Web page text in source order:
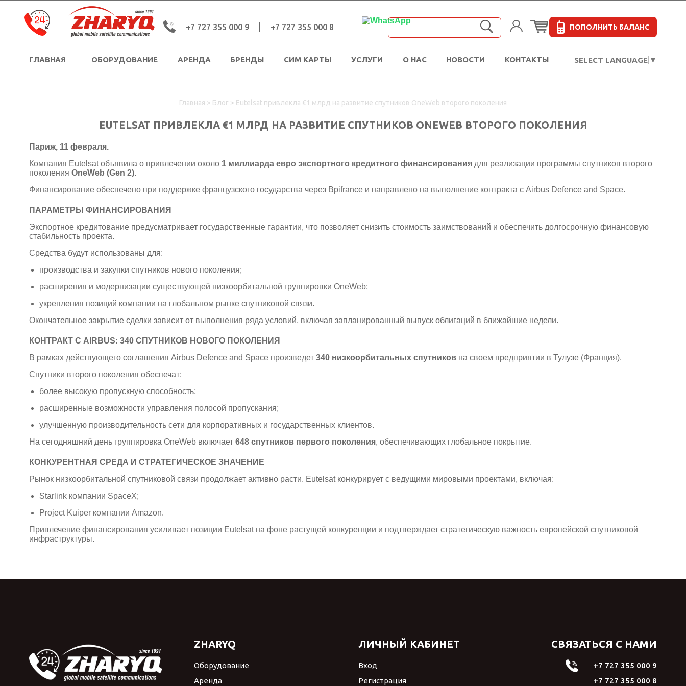
+7 727 355 000 9 +7 727 355 000 8 ПОПОЛНИТЬ БАЛАНС
ГЛАВНАЯ ОБОРУДОВАНИЕ АРЕНДА БРЕНДЫ СИМ КАРТЫ УСЛУГИ О НАС НОВОСТИ КОНТАКТЫ SELECT LANGUAGE ▼
Главная > Блог > Eutelsat привлекла €1 млрд на развитие спутников OneWeb второго поколения
EUTELSAT ПРИВЛЕКЛА €1 МЛРД НА РАЗВИТИЕ СПУТНИКОВ ONEWEB ВТОРОГО ПОКОЛЕНИЯ
Париж, 11 февраля.
Компания Eutelsatобъявила о привлечении около 1 миллиарда евро экспортного кредитного финансирования для реализации программы спутников второго
поколения OneWeb (Gen 2).
Финансирование обеспечено при поддержке французского государства через Bpifrance и направлено на выполнение контракта с Airbus Defence and Space.
ПАРАМЕТРЫ ФИНАНСИРОВАНИЯ
Экспортное кредитование предусматривает государственные гарантии, что позволяет снизить стоимость заимствований и обеспечить долгосрочную финансовую
стабильность проекта.
Средства будут использованы для:
производства и закупки спутников нового поколения;
расширения и модернизации существующей низкоорбитальной группировки OneWeb;
укрепления позиций компании на глобальном рынке спутниковой связи.
Окончательное закрытие сделки зависит от выполнения ряда условий, включая запланированный выпуск облигаций в ближайшие недели.
КОНТРАКТ С AIRBUS: 340 СПУТНИКОВ НОВОГО ПОКОЛЕНИЯ
В рамках действующего соглашения Airbus Defence and Space произведет 340 низкоорбитальных спутников на своем предприятии в Тулузе (Франция).
Спутники второго поколения обеспечат:
более высокую пропускную способность;
расширенные возможности управления полосой пропускания;
улучшенную производительность сети для корпоративных и государственных клиентов.
На сегодняшний день группировка OneWeb включает 648 спутников первого поколения, обеспечивающих глобальное покрытие.
КОНКУРЕНТНАЯ СРЕДА И СТРАТЕГИЧЕСКОЕ ЗНАЧЕНИЕ
Рынок низкоорбитальной спутниковой связи продолжает активно расти. Eutelsat конкурирует с ведущими мировыми проектами, включая:
Starlink компании SpaceX;
Project Kuiper компании Amazon.
Привлечение финансирования усиливает позиции Eutelsat на фоне растущей конкуренции и подтверждает стратегическую важность европейской спутниковой
инфраструктуры.
ZHARYQ
Оборудование
Аренда
ЛИЧНЫЙ КАБИНЕТ
Вход
Регистрация
СВЯЗАТЬСЯ С НАМИ
+7 727 355 000 9
+7 727 355 000 8